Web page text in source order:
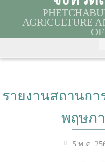
AGRICULTURE
รายงานสถานก
พฤษภ
5 พ.ค.